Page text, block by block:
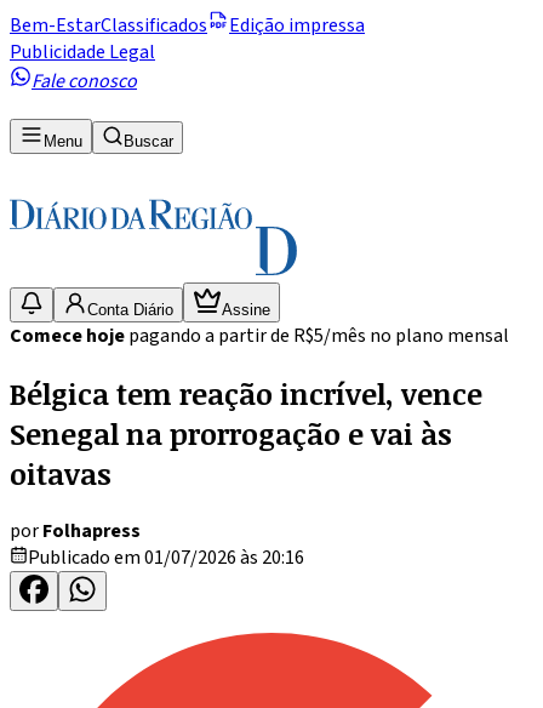
Bem-EstarClassificados
Edição impressa
Publicidade Legal
Fale conosco
Menu Buscar
Conta Diário Assine
Comece hojepagando a partir de R$5/mês no plano mensal
Bélgica tem reação incrível, vence
Senegal na prorrogação e vai às
oitavas
porFolhapress
Publicado em 01/07/2026 às 20:16